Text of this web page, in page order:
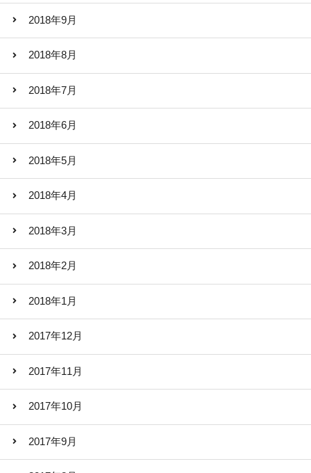
2018年9月
2018年8月
2018年7月
2018年6月
2018年5月
2018年4月
2018年3月
2018年2月
2018年1月
2017年12月
2017年11月
2017年10月
2017年9月